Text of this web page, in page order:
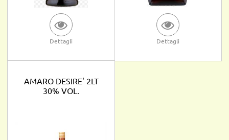
Dettagli Dettagli
AMARO DESIRE' 2LT
30% VOL.